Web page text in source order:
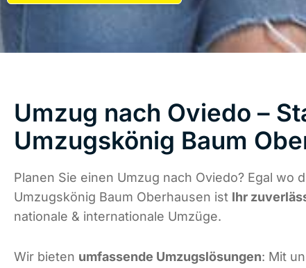
Umzug nach Oviedo –
Umzugskönig Baum
Planen Sie einen Umzug nach Oviedo? Egal wo
Umzugskönig Baum Oberhausen ist Ihr
nationale & internationale Umzüge.
Wir bieten umfassende Umzugslösungen: Mit